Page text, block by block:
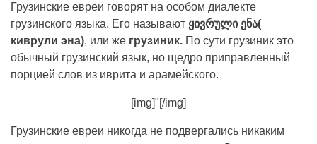
Грузинские евреи говорят на особом диалекте
грузинского языка. Его называют ყივრული ენა(
киврули эна), или же грузиник. По сути грузиник это
обычный грузинский язык, но щедро приправленный
порцией слов из иврита и арамейского.
[img]"[/img]
Грузинские евреи никогда не подвергались никаким